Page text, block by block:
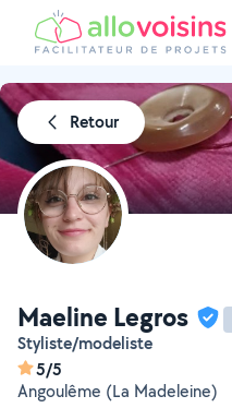
Retour
Maeline Legros
Styliste/modeliste
5/5
Angoulême (La Madeleine)